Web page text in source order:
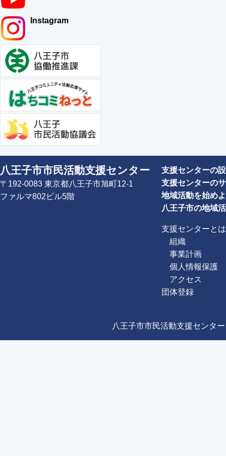
Instagram
八王子市市民活動支援センター
〒192-0083 東京都八王子市旭町12-1
ファルマ802ビル5階
支援センターの
支援センターの
地域活動を始め
八王子市の地域
支援センターとは
組織
事業計画
個人情報保護
アクセス
団体登録
八王子市市民活動支援センタ